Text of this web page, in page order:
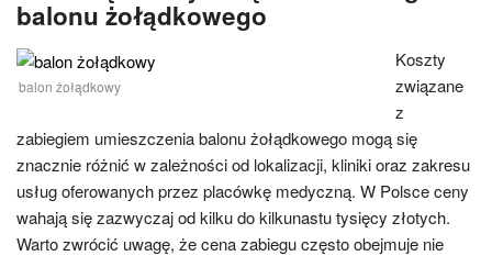
balonu żołądkowego
balon żołądkowy
Koszty
związane
z
zabiegiem umieszczenia balonu żołądkowego mogą się
znacznie różnić w zależności od lokalizacji, kliniki oraz zakresu
usług oferowanych przez placówkę medyczną. W Polsce ceny
wahają się zazwyczaj od kilku do kilkunastu tysięcy złotych.
Warto zwrócić uwagę, że cena zabiegu często obejmuje nie